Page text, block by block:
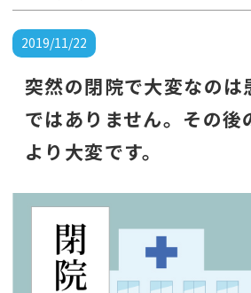
2019/11/22
突然の閉院で大変なのは
ではありません。その後
より大変です。